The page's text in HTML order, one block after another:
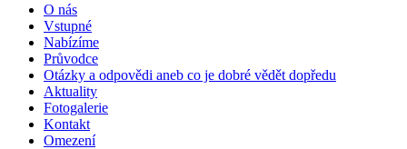
O nás
Vstupné
Nabízíme
Průvodce
Otázky a odpovědi aneb co je dobré vědět dopředu
Aktuality
Fotogalerie
Kontakt
Omezení